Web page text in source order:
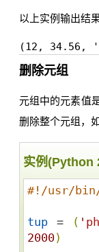
以上实例输出结果
删除元组
元组中的元素值
删除整个元组，
实例(Python
#!/usr/bin/
tup = ( '
2000)